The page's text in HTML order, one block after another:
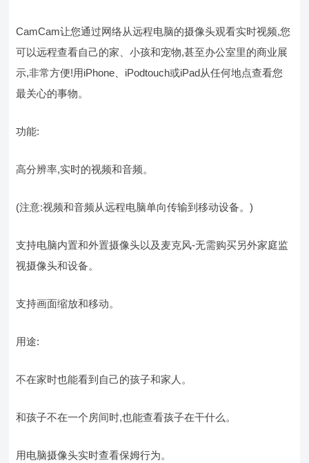
CamCam让您通过网络从远程电脑的摄像头观看实时视频,您
可以远程查看自己的家、小孩和宠物,甚至办公室里的商业展
示,非常方便!用iPhone、iPodtouch或iPad从任何地点查看您
最关心的事物。
功能:
高分辨率,实时的视频和音频。
(注意:视频和音频从远程电脑单向传输到移动设备。)
支持电脑内置和外置摄像头以及麦克风-无需购买另外家庭监
视摄像头和设备。
支持画面缩放和移动。
用途:
不在家时也能看到自己的孩子和家人。
和孩子不在一个房间时,也能查看孩子在干什么。
用电脑摄像头实时查看保姆行为。